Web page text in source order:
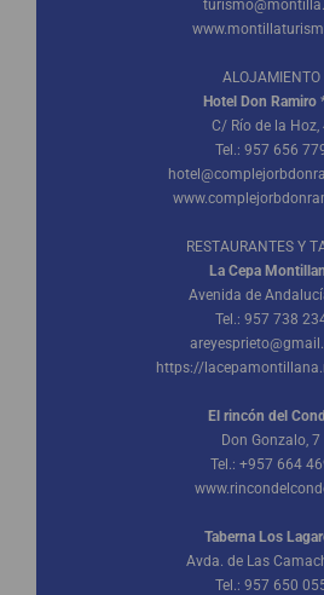
ALOJAMIENTO
Hotel Don Ramiro
C/ Río de la Hoz,
Tel.: 957 656
RESTAURANTES Y
La Cepa
Avenida de
Tel.: 957 738
https://
El rincón del
Don Gonzalo, 7
Tel.: +957 664
Taberna Los
Avda. de Las
Tel.: 957 650